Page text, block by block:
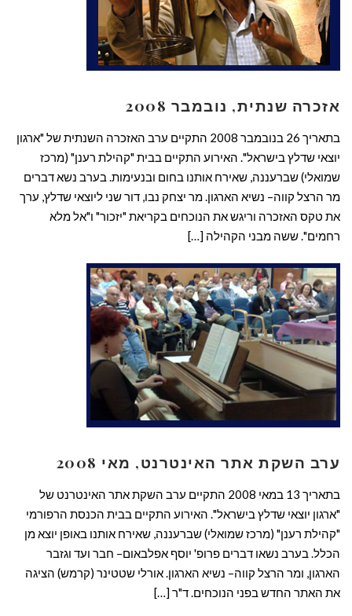
אזכרה שנתית, נובמבר 2008
בתאריך 26 בנובמבר 2008 התקיים ערב האזכרה השנתית של "ארגון
יוצאי שדלץ בישראל". האירוע התקיים בבית "קהילת רענן" (מרכז
שמואלי) שברעננה, שאירח אותנו בחום ובנעימות. בערב נשא דברים
מר הרצל קווה– נשיא הארגון. מר יצחק נבו, דור שני ליוצאי שדלץ, ערך
את טקס האזכרה וריגש את הנוכחים בקריאת "יזכור" ו"אל מלא
רחמים". ששה מבני הקהילה […]
קרא עוד ←
ערב השקת אתר האינטרנט, מאי 2008
בתאריך 13 במאי 2008 התקיים ערב השקת אתר האינטרנט של
"ארגון יוצאי שדלץ בישראל". האירוע התקיים בבית הכנסת הרפורמי
"קהילת רענן" (מרכז שמואלי) שברעננה, שאירח אותנו באופן יוצא מן
הכלל. בערב נשאו דברים פרופ' יוסף אפלבאום– חבר ועד וגזבר
הארגון, ומר הרצל קווה– נשיא הארגון. אורלי שטטינר (קרמש) הציגה
את האתר החדש בפני הנוכחים. ד"ר […]